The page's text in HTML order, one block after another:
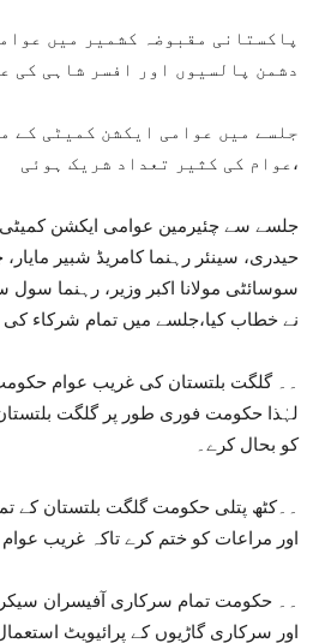
پاکستانی مقبوضہ کشمیر میں
دشمن پالسیوں اور افسر شاہی کی
جلسے میں عوامی ایکشن کمیٹی کے
عوام کی کثیر تعداد شریک ہوئی،
جلسے سے چئیرمین عوامی ایکشن کمیٹی
حیدری، سینئر رہنما کامریڈ شبیر
سوسائٹی مولانا اکبر وزیر، رہنما
نے خطاب کیا،جلسے میں تمام شرکاء کی
۔۔ گلگت بلتستان کی غریب عوام
لہٰذا حکومت فوری طور پر گلگت
کو بحال کرے۔
۔۔کٹھ پتلی حکومت گلگت بلتستان کے
اور مراعات کو ختم کرے تاکہ غریب
اور سرکاری گاڑیوں کے پرائیویٹ